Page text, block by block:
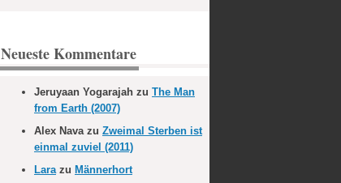
Neueste Kommentare
Jeruyaan Yogarajah zu The Man
from Earth (2007)
Alex Nava zu Zweimal Sterben ist
einmal zuviel (2011)
Lara zu Männerhort